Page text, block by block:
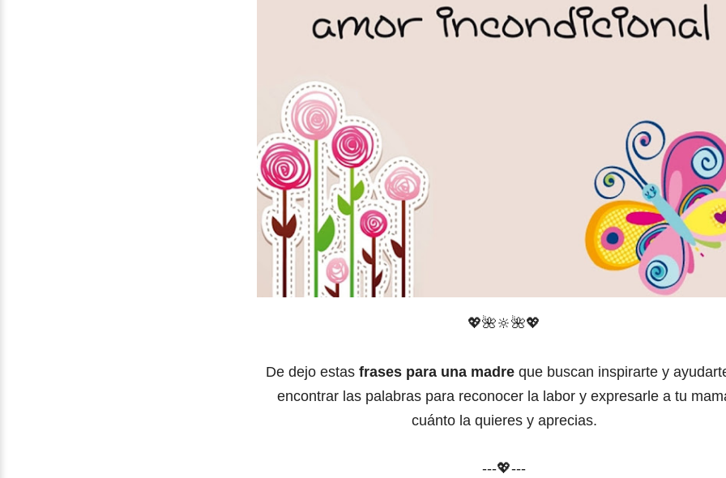
💖🌺🔆🌺💖
De dejo estas frases para una madre que buscan inspirarte y
encontrar las palabras para reconocer la labor y expresarle a tu
cuánto la quieres y aprecias.
---💖---